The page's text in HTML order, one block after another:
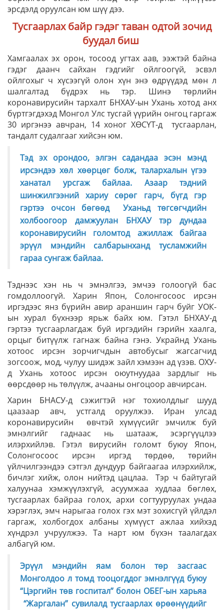
эрсдэлд оруулсан юм шүү дээ.
Тусгаарлах байр гэдэг таван одтой зочид
буудал биш
Хамгаалах эх орон, тосоод угтах аав, ээжтэй байна
гэдэг даанч сайхан гэдгийг ойлгоогүй, эсвэл
ойлгохыг ч хүсээгүй олон хүн энэ өдрүүдэд мөн л
шалгалтад бүдрэх нь тэр. Шинэ төрлийн
коронавирусийн тархалт БНХАУ-ын Ухань хотод анх
бүртгэгдэхэд Монгол Улс тусгай үүрийн онгоц гаргаж
30 иргэнээ авчран, 14 хоног ХӨСҮТ-д тусгаарлан,
тандалт судалгааг хийсэн юм.
Тэд эх орондоо, элгэн садандаа эсэн мэнд
ирсэндээ хөл хөөрцөг болж, талархалын үгээ
ханатал урсгаж байлаа. Азаар тэдний
шинжилгээний хариу сөрөг гарч, бүгд гэр
гэртээ очсон бөгөөд Уханьд төгсөгчдийн
холбоогоор дамжуулан БНХАУ тэр дундаа
коронавирусийн голомтод ажиллаж байгаа
эрүүл мэндийн салбарынханд тусламжийн
гараа сунгаж байлаа.
Тэднээс хэн нь ч эмнэлгээ, эмчээ голоогүй бас
гомдоллоогүй. Харин Япон, Солонгосоос ирсэн
иргэдээс янз бүрийн авир араншин гарч буйг УОК-
ын хурал бүхнээр ярьж байх юм. Гэтэл БНХАУ-д
гэртээ тусгаарлагдаж буй иргэдийн гэрийн хаалга,
орцыг битүүлж гагнаж байна гэнэ. Украйнд Ухань
хотоос ирсэн зорчигчдын автобусыг жагсагчид
зогсоож, мод, чулуу шидэж зайл хэмээн ад үзэв. ОХУ-
д Ухань хотоос ирсэн оюутнуудаа зардлыг нь
өөрсдөөр нь төлүүлж, ачааны онгоцоор авчирсан.
Харин БНАСУ-д сэжигтэй нэг тохиолдлыг шууд
цаазаар авч, устгалд оруулжээ. Иран улсад
коронавирусийн өвчтэй хүмүүсийг эмчилж буй
эмнэлгийг гаднаас нь шатааж, эсэргүүцлээ
илэрхийлэв. Гэтэл вирусийн голомт буюу Япон,
Солонгосоос ирсэн иргэд төрдөө, төрийн
үйлчилгээндээ сэтгэл дундуур байгаагаа илэрхийлж,
бичлэг хийж, олон нийтэд цацлаа. Тэр ч байтугай
халуунаа хэмжүүлэхгүй, асуумжаа худлаа бөглөх,
тусгаарлах байраа голох, архи согтууруулах ундаа
хэрэглэх, эмч нарыгаа голох гэх мэт зохисгүй үйлдэл
гаргаж, холбогдох албаны хүмүүст ажлаа хийхэд
хүндрэл учруулжээ. Та нарт юм бүхэн таалагдах
албагүй юм.
Эрүүл мэндийн яам болон төр засгаас
Монголдоо л томд тооцогддог эмнэлгүүд буюу
“Цэргийн төв госпитал” болон ОБЕГ-ын харьяа
“Жаргалан” сувилалд тусгаарлах өрөөнүүдийг